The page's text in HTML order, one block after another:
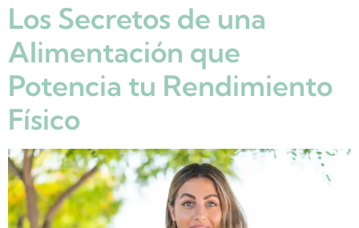
Los Secretos de una
Alimentación que
Potencia tu Rendimiento
Físico